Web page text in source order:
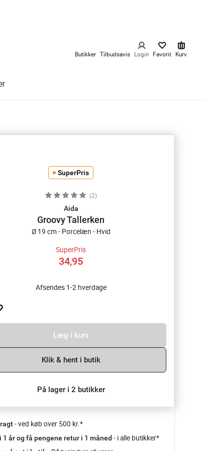
Butikker Tilbudsavis Login Favorit Kurv
SuperPris
(2)
Aida
Groovy Tallerken
Ø 19 cm - Porcelæn - Hvid
SuperPris
34,95
Afsendes 1-2 hverdage
Læg i kurv
Klik & hent i butik
På lager i 2 butikker
- ved køb over 500 kr.*
1 år og få pengene retur i 1 måned - i alle butikker*